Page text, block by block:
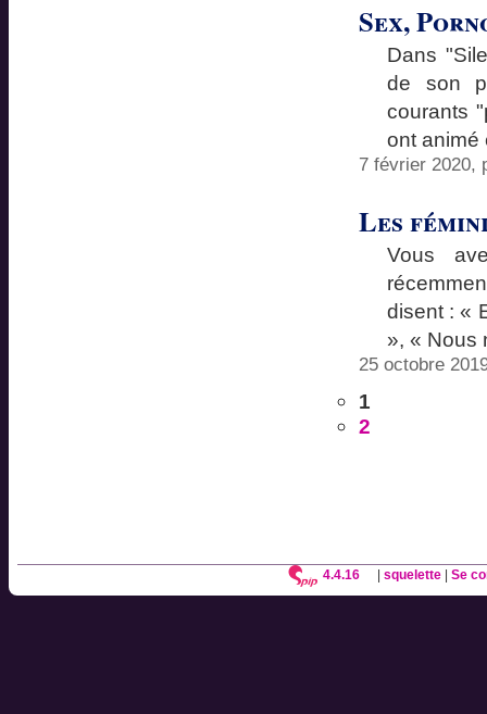
Sex,
Dans
de son
courants
ont
7 février 2020,
Les
Vous
disent : «
», «
25 octobre
1
2
4.4.16 |squelette |Se